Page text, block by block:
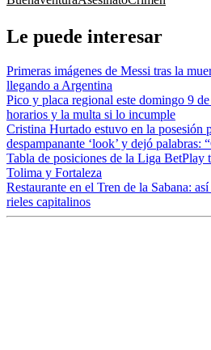
Le puede interesar
Primeras imágenes de Messi tras la
llegando a Argentina
Pico y placa regional este domingo 9
horarios y la multa si lo incumple
Cristina Hurtado estuvo en la posesión
despampanante ‘look’ y dejó palabras:
Tabla de posiciones de la Liga BetPlay
Tolima y Fortaleza
Restaurante en el Tren de la Sabana:
rieles capitalinos